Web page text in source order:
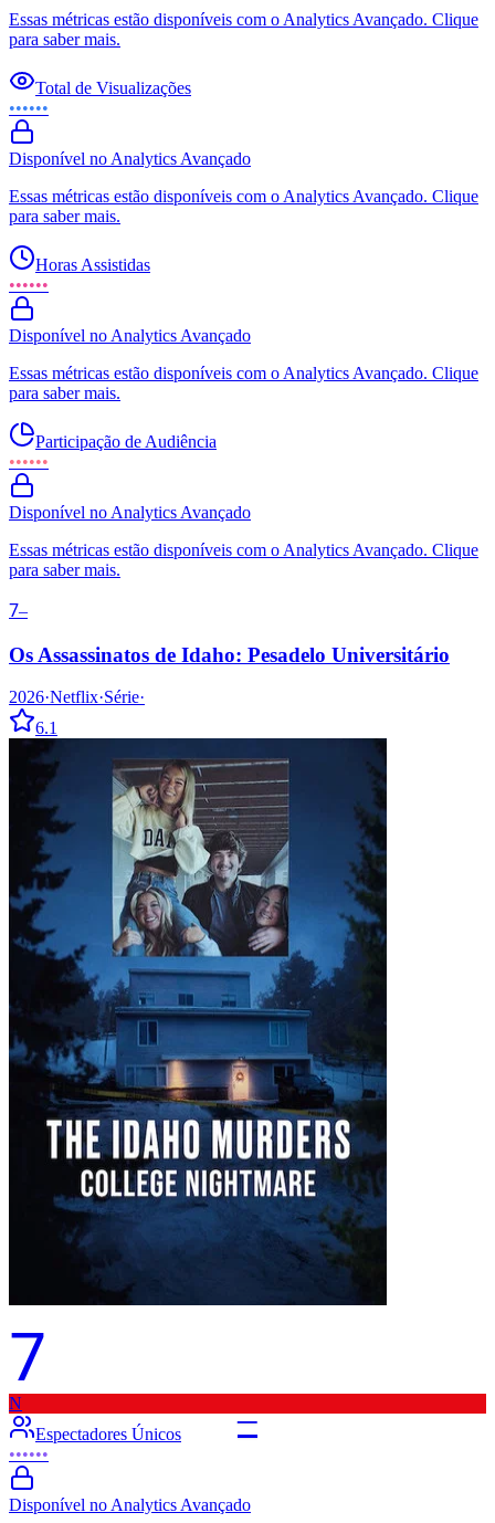
Essas métricas estão disponíveis com o Analytics Avançado. Clique
para saber mais.
Total de Visualizações
••••••
Disponível no Analytics Avançado
Essas métricas estão disponíveis com o Analytics Avançado. Clique
para saber mais.
Horas Assistidas
••••••
Disponível no Analytics Avançado
Essas métricas estão disponíveis com o Analytics Avançado. Clique
para saber mais.
Participação de Audiência
••••••
Disponível no Analytics Avançado
Essas métricas estão disponíveis com o Analytics Avançado. Clique
para saber mais.
7–
Os Assassinatos de Idaho: Pesadelo Universitário
2026·Netflix·Série·
6.1
7
–
N
Espectadores Únicos
••••••
Disponível no Analytics Avançado